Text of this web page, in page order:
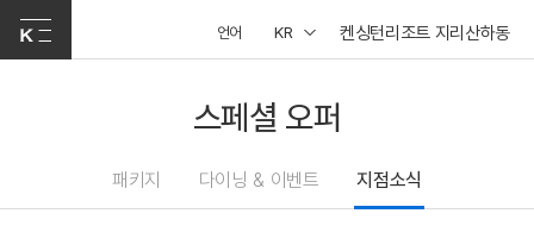
언어 KR 켄싱턴리조트 지리산하동
스페셜 오퍼
패키지 다이닝 & 이벤트 지점소식